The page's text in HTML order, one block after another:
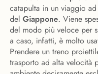
catapulta in un viaggio
del Giappone. Viene
del modo più veloce per
a caso, infatti, è molto
Prendere un treno
trasporto ad alta velocità